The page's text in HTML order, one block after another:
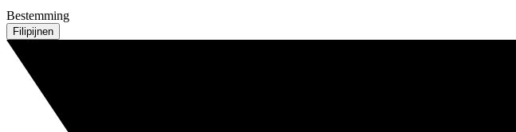
Bestemming
Filipijnen